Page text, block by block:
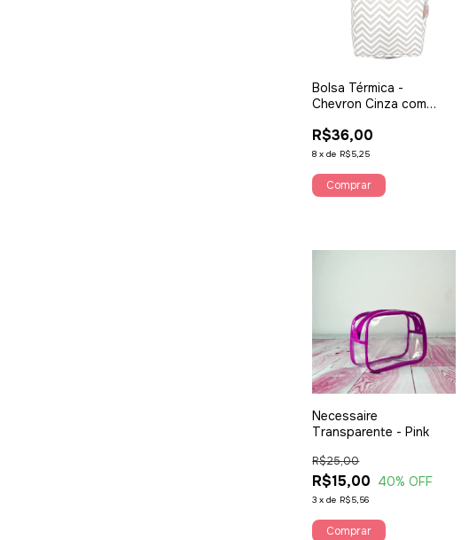
Bolsa Térmica -
Chevron Cinza com
R$36,00
8 xde R$5,25
Necessaire
Transparente - Pink
R$15,00
R$25,00
40% OFF
3 xde R$5,56